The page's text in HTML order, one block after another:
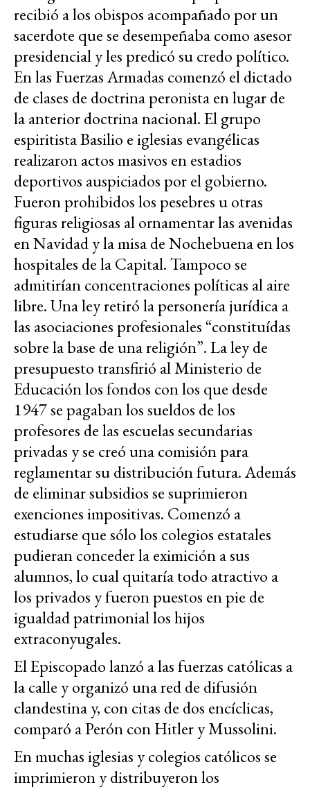
recibió a los obispos acompañado por un
sacerdote que se desempeñaba como asesor
presidencial y les predicó su credo político.
En las Fuerzas Armadas comenzó el dictado
de clases de doctrina peronista en lugar de
la anterior doctrina nacional. El grupo
espiritista Basilio e iglesias evangélicas
realizaron actos masivos en estadios
deportivos auspiciados por el gobierno.
Fueron prohibidos los pesebres u otras
figuras religiosas al ornamentar las avenidas
en Navidad y la misa de Nochebuena en los
hospitales de la Capital. Tampoco se
admitirían concentraciones políticas al aire
libre. Una ley retiró la personería jurídica a
las asociaciones profesionales “constituídas
sobre la base de una religión”. La ley de
presupuesto transfirió al Ministerio de
Educación los fondos con los que desde
1947 se pagaban los sueldos de los
profesores de las escuelas secundarias
privadas y se creó una comisión para
reglamentar su distribución futura. Además
de eliminar subsidios se suprimieron
exenciones impositivas. Comenzó a
estudiarse que sólo los colegios estatales
pudieran conceder la eximición a sus
alumnos, lo cual quitaría todo atractivo a
los privados y fueron puestos en pie de
igualdad patrimonial los hijos
extraconyugales.
El Episcopado lanzó a las fuerzas católicas a
la calle y organizó una red de difusión
clandestina y, con citas de dos encíclicas,
comparó a Perón con Hitler y Mussolini.
En muchas iglesias y colegios católicos se
imprimieron y distribuyeron los